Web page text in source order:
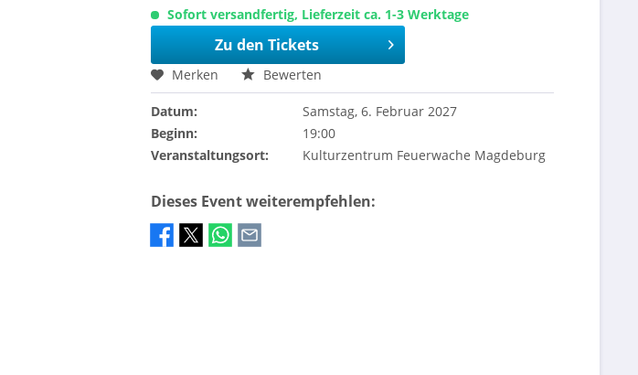
Sofort versandfertig, Lieferzeit ca. 1-3 Werktage
Zu den Tickets
Merken Bewerten
Datum:
Samstag, 6. Februar 2027
Beginn:
19:00
Veranstaltungsort:
Kulturzentrum Feuerwache Magdeburg
Dieses Event weiterempfehlen: